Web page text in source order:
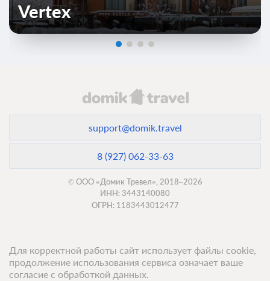
Vertex
support@domik.travel
8 (927) 062-33-63
© ООО «Домик Тревел», 2018–2026
ИНН: 3443140080
ОГРН: 1183443012477
Для корректной работы сайт использует файлы cookie,
продолжение использования сервиса означает ваше
согласие с обработкой данных.